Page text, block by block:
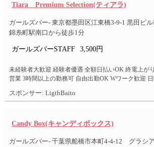
Tiara Premium Selection(ティアラ)
ガールズバー- 東京都墨田区江東橋3-9-1 黒田ビル
錦糸町駅南口から徒歩1分
ガールズバーSTAFF 3,500円
未経験者大歓迎 経験者優遇 全額日払いOK 終電上が
営業 3時間以上の勤務可 自由出勤OK Wワーク歓迎
スポンサー: LigthBaito
Candy Box(キャンディボックス)
ガールズバー- 千葉県船橋市本町4-4-12 グラシ